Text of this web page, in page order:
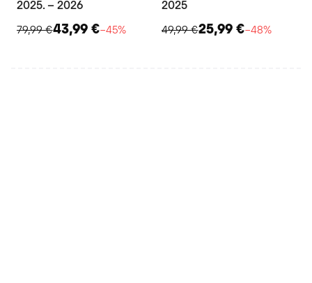
2025. – 2026
79,99 €43,99 €−45%
2025
49,99 €25,99 €−48%